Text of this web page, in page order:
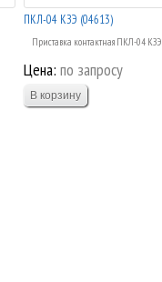
ПКЛ-04 КЗЭ (04613)
Приставка контактная ПКЛ-04 КЗЭ
Цена: по запросу